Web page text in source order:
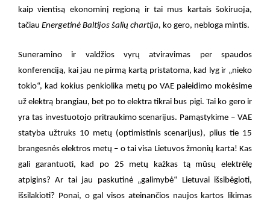
kaip vientisą ekonominį regioną ir tai mus kartais šokiruoja,
tačiau Energetinė Baltijos šalių chartija, ko gero, nebloga mintis.
Suneramino ir valdžios vyrų atviravimas per spaudos
konferenciją, kai jau ne pirmą kartą pristatoma, kad lyg ir „nieko
tokio“, kad kokius penkiolika metų po VAE paleidimo mokėsime
už elektrą brangiau, bet po to elektra tikrai bus pigi. Tai ko gero ir
yra tas investuotojo pritraukimo scenarijus. Pamąstykime – VAE
statyba užtruks 10 metų (optimistinis scenarijus), plius tie 15
brangesnės elektros metų – o tai visa Lietuvos žmonių karta! Kas
gali garantuoti, kad po 25 metų kažkas tą mūsų elektrėlę
atpigins? Ar tai jau paskutinė „galimybė“ Lietuvai išsibėgioti,
išsilakioti? Ponai, o gal visos ateinančios naujos kartos likimas